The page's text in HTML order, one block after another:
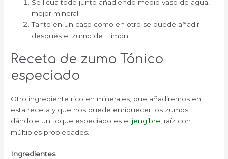
Se licua todo junto añadiendo medio vaso de agua,
mejor mineral.
Tanto en un caso como en otro se puede añadir
después el zumo de 1 limón.
Receta de zumo Tónico
especiado
Otro ingrediente rico en minerales, que añadiremos en
esta receta y que nos puede enriquecer los zumos
dándole un toque especiado es el jengibre , raíz con
múltiples propiedades.
Ingredientes